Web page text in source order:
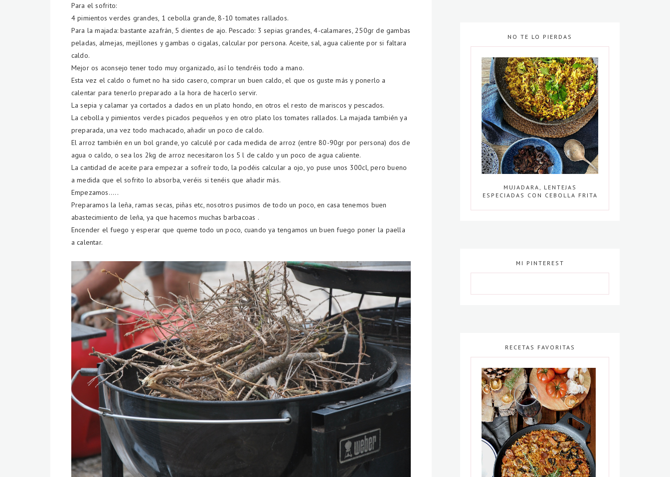
Para el sofrito:
4 pimientos verdes grandes, 1 cebolla grande, 8-10 tomates rallados.
Para la majada: bastante azafrán, 5 dientes de ajo. Pescado: 3 sepias grandes, 4-calamares, 250gr de gambas
peladas, almejas, mejillones y gambas o cigalas, calcular por persona. Aceite, sal, agua caliente por si faltara
caldo.
Mejor os aconsejo tener todo muy organizado, así lo tendréis todo a mano.
Esta vez el caldo o fumet no ha sido casero, comprar un buen caldo, el que os guste más y ponerlo a
calentar para tenerlo preparado a la hora de hacerlo servir.
La sepia y calamar ya cortados a dados en un plato hondo, en otros el resto de mariscos y pescados.
La cebolla y pimientos verdes picados pequeños y en otro plato los tomates rallados. La majada también ya
preparada, una vez todo machacado, añadir un poco de caldo.
El arroz también en un bol grande, yo calculé por cada medida de arroz (entre 80-90gr por persona) dos de
agua o caldo, o sea los 2kg de arroz necesitaron los 5 l de caldo y un poco de agua caliente.
La cantidad de aceite para empezar a sofreír todo, la podéis calcular a ojo, yo puse unos 300cl, pero bueno
a medida que el sofrito lo absorba, veréis si tenéis que añadir más.
Empezamos.....
Preparamos la leña, ramas secas, piñas etc, nosotros pusimos de todo un poco, en casa tenemos buen
abastecimiento de leña, ya que hacemos muchas barbacoas .
Encender el fuego y esperar que queme todo un poco, cuando ya tengamos un buen fuego poner la paella
a calentar.
NO TE LO PIERDAS
MUJADARA, LENTEJAS
ESPECIADAS CON CEBOLLA FRITA
MI PINTEREST
RECETAS FAVORITAS